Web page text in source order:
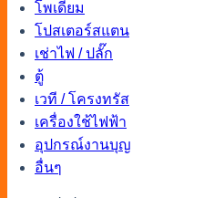
โพเดียม
โปสเตอร์สแตน
เช่าไฟ / ปลั๊ก
ตู้
เวที / โครงทรัส
เครื่องใช้ไฟฟ้า
อุปกรณ์งานบุญ
อื่นๆ